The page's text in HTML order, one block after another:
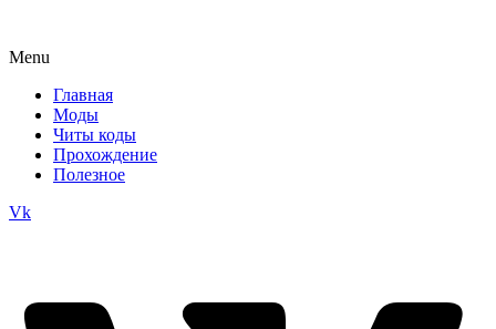
Menu
Главная
Моды
Читы коды
Прохождение
Полезное
Vk